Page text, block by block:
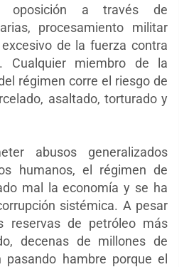
oposición a través de
procesamiento militar
de la fuerza contra
Cualquier miembro de la
régimen corre el riesgo de
asaltado, torturado y
abusos generalizados
humanos, el régimen de
mal la economía y se ha
sistémica. A pesar
reservas de petróleo más
decenas de millones de
pasando hambre porque el